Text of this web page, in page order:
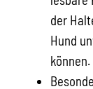
der
Hund
können.